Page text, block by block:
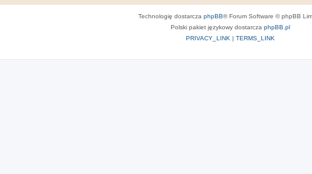
Technologię dostarcza phpBB® Forum Software © phpBB
Polski pakiet językowy dostarcza phpBB.pl
PRIVACY_LINK | TERMS_LINK